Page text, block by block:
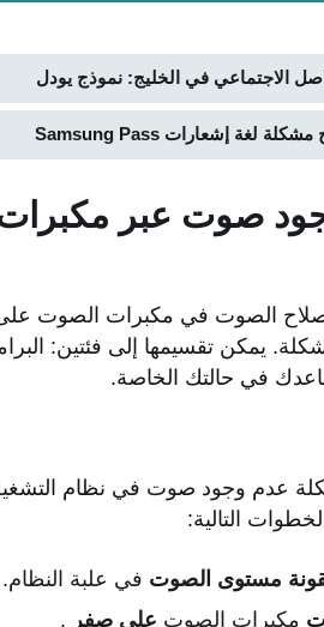
الاجتماعي في الخليج: نموذج يودل
صوت عبر
الصوت في مكبرات الصوت على
يمكن تقسيمها إلى فئتين:
في حالتك الخاصة.
التالية:
مستوى الصوت في علبة النظام.
مكبرات الصوت على صفر .